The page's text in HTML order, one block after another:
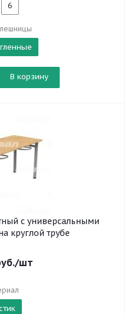
6
В корзину
с универсальными
круглой трубе
/шт